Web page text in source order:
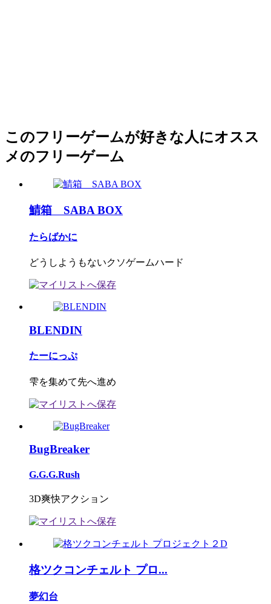
このフリーゲームが好きな人にオスス
メのフリーゲーム
鯖箱 SABA BOX
たらばかに
どうしようもないクソゲームハード
BLENDIN
たーにっぷ
雫を集めて先へ進め
BugBreaker
G.G.G.Rush
3D爽快アクション
格ツクコンチェルト プロ...
夢幻台